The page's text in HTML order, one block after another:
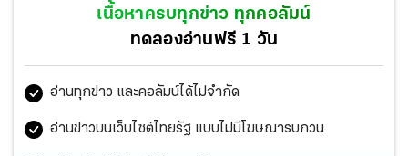
เนื้อหาครบทุกข่าว ทุกคอลัมน์
ทดลองอ่านฟรี 1 วัน
อ่านทุกข่าว และคอลัมน์ได้ไม่จำกัด
อ่านข่าวบนเว็บไซต์ไทยรัฐ แบบไม่มีโฆษณารบกวน